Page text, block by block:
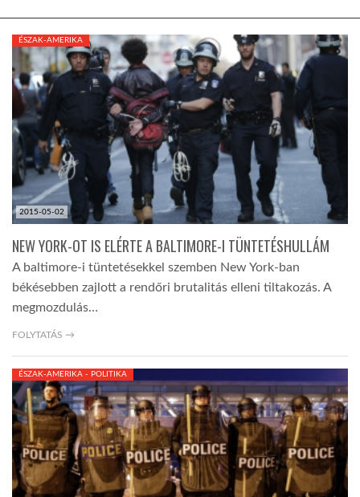
HÍR3D
TROPICALMAGAZIN
GLOBOTV
AFRIKA TUDÁSTÁR
A NAP SZÉPE
LINKTR.EE
DOBRAVERO.HU
LATIMO.HU
GLOBOBOOK
2015-05-02
ÉSZAK-AMERIKA
NEW YORK-OT IS ELÉRTE A BALTIMORE-I TÜNTETÉSHULLÁM
A baltimore-i tüntetésekkel szemben New York-ban
békésebben zajlott a rendőri brutalitás elleni tiltakozás. A
megmozdulás…
FOLYTATÁS →
ÉSZAK-AMERIKA - POLITIKA